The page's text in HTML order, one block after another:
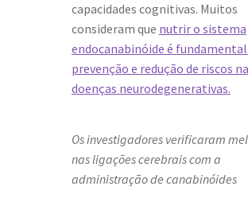
capacidades cognitivas. Muitos
consideram que nutrir o sistema
endocanabinóide é
prevenção e redução de riscos
doenças neurodegenerativas.
Os investigadores verificaram
nas ligações cerebrais com a
administração de canabinóides